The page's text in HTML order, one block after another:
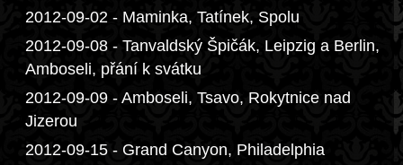
2012-09-02 - Maminka, Tatínek, Spolu
2012-09-08 - Tanvaldský Špičák, Leipzig a Berlin,
Amboseli, přání k svátku
2012-09-09 - Amboseli, Tsavo, Rokytnice nad
Jizerou
2012-09-15 - Grand Canyon, Philadelphia